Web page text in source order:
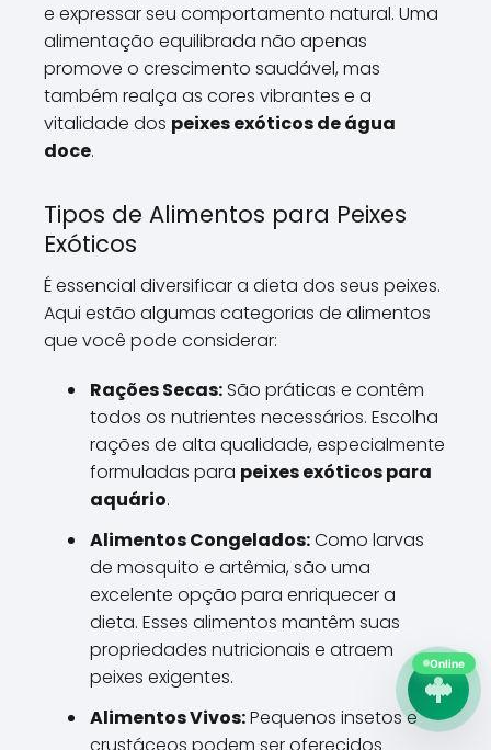
e expressar seu comportamento natural. Uma
alimentação equilibrada não apenas
promove o crescimento saudável, mas
também realça as cores vibrantes e a
vitalidade dos peixes exóticos de água
doce.
Tipos de Alimentos para Peixes
Exóticos
É essencial diversificar a dieta dos seus peixes.
Aqui estão algumas categorias de alimentos
que você pode considerar:
Rações Secas:São práticas e contêm
todos os nutrientes necessários. Escolha
rações de alta qualidade, especialmente
formuladas para peixes exóticos para
aquário.
Alimentos Congelados:Como larvas
de mosquito e artêmia, são uma
excelente opção para enriquecer a
dieta. Esses alimentos mantêm suas
propriedades nutricionais e atraem
peixes exigentes.
Alimentos Vivos:Pequenos insetos e
Online